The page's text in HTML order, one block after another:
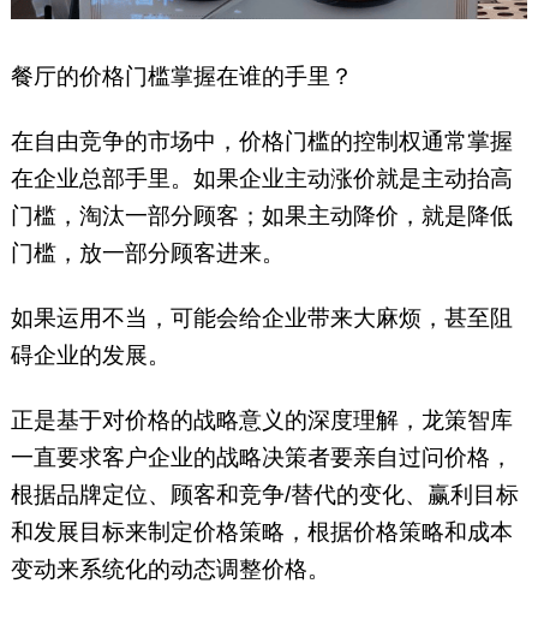
餐厅的价格门槛掌握在谁的手里？
在自由竞争的市场中，价格门槛的控制权通常掌握
在企业总部手里。如果企业主动涨价就是主动抬高
门槛，淘汰一部分顾客；如果主动降价，就是降低
门槛，放一部分顾客进来。
如果运用不当，可能会给企业带来大麻烦，甚至阻
碍企业的发展。
正是基于对价格的战略意义的深度理解，龙策智库
一直要求客户企业的战略决策者要亲自过问价格，
根据品牌定位、顾客和竞争/替代的变化、赢利目标
和发展目标来制定价格策略，根据价格策略和成本
变动来系统化的动态调整价格。